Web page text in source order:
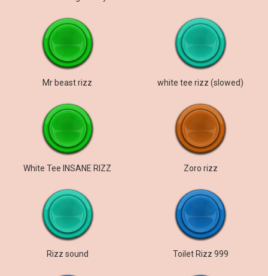
Mr beast rizz white tee rizz (slowed)
White Tee INSANE RIZZ Zoro rizz
Rizz sound Toilet Rizz 999